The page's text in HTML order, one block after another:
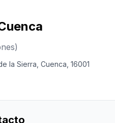
la Sierra, Cuenca, 16001